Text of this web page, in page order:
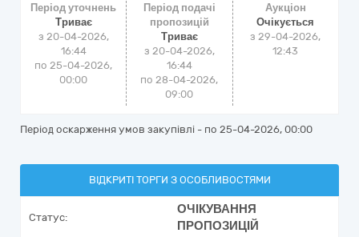
Період уточнень
Триває
з 20-04-2026,
16:44
по 25-04-2026,
00:00
Період подачі
пропозицій
Триває
з 20-04-2026,
16:44
по 28-04-2026,
09:00
Аукціон
Очікується
з29-04-2026,
12:43
Період оскарження умов закупівлі - по 25-04-2026, 00:00
ВІДКРИТІ ТОРГИ З ОСОБЛИВОСТЯМИ
Статус:
ОЧІКУВАННЯ
ПРОПОЗИЦІЙ